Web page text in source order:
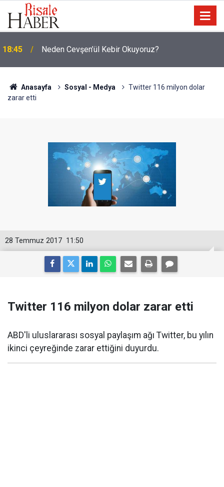
17:45
göndermeyiz
Anasayfa Sosyal - Medya
Twitter 116 milyon dolar
zarar etti
11:50
28 Temmuz 2017
Twitter 116 milyon dolar zarar etti
ABD'li uluslararası sosyal paylaşım ağı Twitter, bu yılın
ikinci çeyreğinde zarar ettiğini duyurdu.